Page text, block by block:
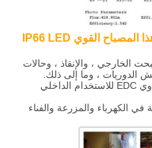
ما هي أماكن العمل التي يعتبرها هذا المصباح القوي IP66 LED
الخارجي ، والإنقاذ ، وحالات
الدوريات ، وما إلى ذلك.
أيضًا ، يمكن استخدامه كمصباح يدوي EDC للاستخدام الداخلي
في الكهرباء والمزرعة والفناء